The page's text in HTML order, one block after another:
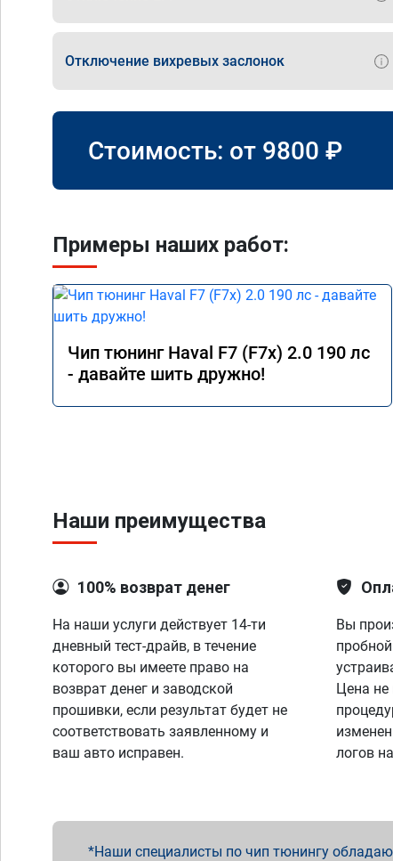
Отключение вихревых заслонок
Стоимость: от 9800 ₽
Примеры наших работ:
Чип тюнинг Haval F7 (F7x) 2.0 190 лс
- давайте шить дружно!
Наши преимущества
100% возврат денег
На наши услуги действует 14-ти
дневный тест-драйв, в течение
которого вы имеете право на
возврат денег и заводской
прошивки, если результат будет не
соответствовать заявленному и
ваш авто исправен.
Вы
Цена не
логов
Наши специалисты по чип тюнингу